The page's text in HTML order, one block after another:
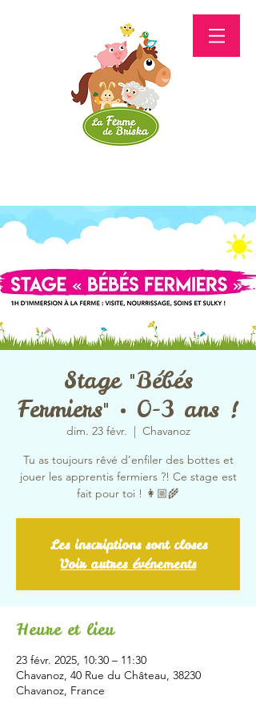
Stage "Bébés
Fermiers" • 0-3 ans !
dim. 23 févr.
  |
Chavanoz
Tu as toujours rêvé d’enfiler des bottes et
jouer les apprentis fermiers ?! Ce stage est
fait pour toi ! 👩🏼‍🌾
Les inscriptions sont closes
Voir autres événements
Heure et lieu
23 févr. 2025, 10:30 – 11:30
Chavanoz, 40 Rue du Château, 38230
Chavanoz, France